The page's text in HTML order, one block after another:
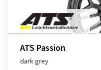
ATS Passion
dark grey